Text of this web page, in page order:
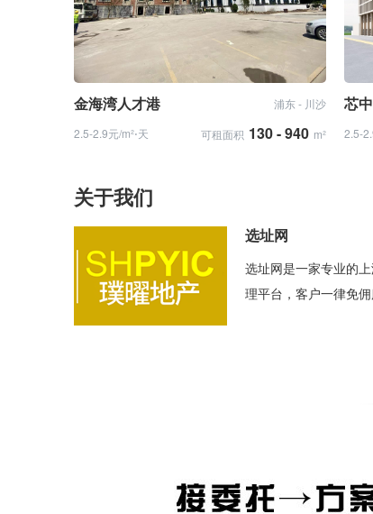
金海湾人才港
浦东 - 川沙
2.5-2.9元/m²⋅天
可租面积 130 - 940 m²
芯
2.5-
关于我们
选址网
选址网是一家专业的
理平台，客户一律免